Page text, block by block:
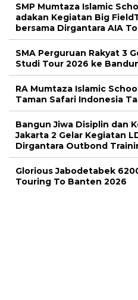
SMP Mumtaza Islamic
adakan Kegiatan Big
bersama Dirgantara AIA
SMA Perguruan Rakyat 3
Studi Tour 2026 ke
RA Mumtaza Islamic
Taman Safari Indonesia
Bangun Jiwa Disiplin dan
Jakarta 2 Gelar Kegiatan
Dirgantara Outbond
Glorious Jabodetabek
Touring To Banten 2026